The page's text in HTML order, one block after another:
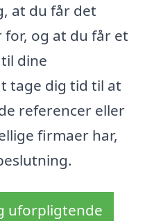
at du får det
og at du får et
dine
tage dig tid til at
referencer eller
firmaer har,
uforpligtende